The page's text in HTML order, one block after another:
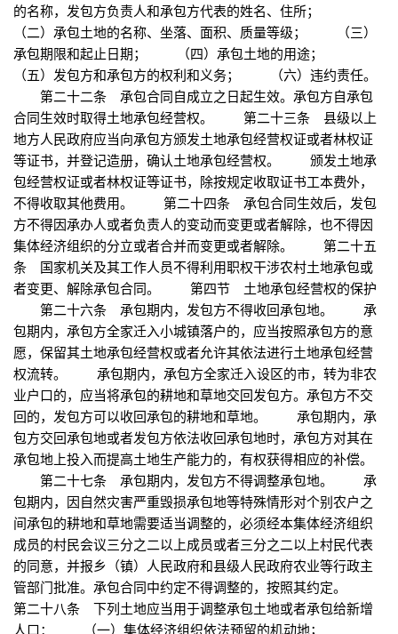
的名称，发包方负责人和承包方代表的姓名、住所；
（二）承包土地的名称、坐落、面积、质量等级； （三）
承包期限和起止日期； （四）承包土地的用途；
（五）发包方和承包方的权利和义务； （六）违约责任。
第二十二条 承包合同自成立之日起生效。承包方自承包
合同生效时取得土地承包经营权。 第二十三条 县级以上
地方人民政府应当向承包方颁发土地承包经营权证或者林权证
等证书，并登记造册，确认土地承包经营权。 颁发土地承
包经营权证或者林权证等证书，除按规定收取证书工本费外，
不得收取其他费用。 第二十四条 承包合同生效后，发包
方不得因承办人或者负责人的变动而变更或者解除，也不得因
集体经济组织的分立或者合并而变更或者解除。 第二十五
条 国家机关及其工作人员不得利用职权干涉农村土地承包或
者变更、解除承包合同。 第四节 土地承包经营权的保护
第二十六条 承包期内，发包方不得收回承包地。 承
包期内，承包方全家迁入小城镇落户的，应当按照承包方的意
愿，保留其土地承包经营权或者允许其依法进行土地承包经营
权流转。 承包期内，承包方全家迁入设区的市，转为非农
业户口的，应当将承包的耕地和草地交回发包方。承包方不交
回的，发包方可以收回承包的耕地和草地。 承包期内，承
包方交回承包地或者发包方依法收回承包地时，承包方对其在
承包地上投入而提高土地生产能力的，有权获得相应的补偿。
第二十七条 承包期内，发包方不得调整承包地。 承
包期内，因自然灾害严重毁损承包地等特殊情形对个别农户之
间承包的耕地和草地需要适当调整的，必须经本集体经济组织
成员的村民会议三分之二以上成员或者三分之二以上村民代表
的同意，并报乡（镇）人民政府和县级人民政府农业等行政主
管部门批准。承包合同中约定不得调整的，按照其约定。
第二十八条 下列土地应当用于调整承包土地或者承包给新增
人口： （一）集体经济组织依法预留的机动地；